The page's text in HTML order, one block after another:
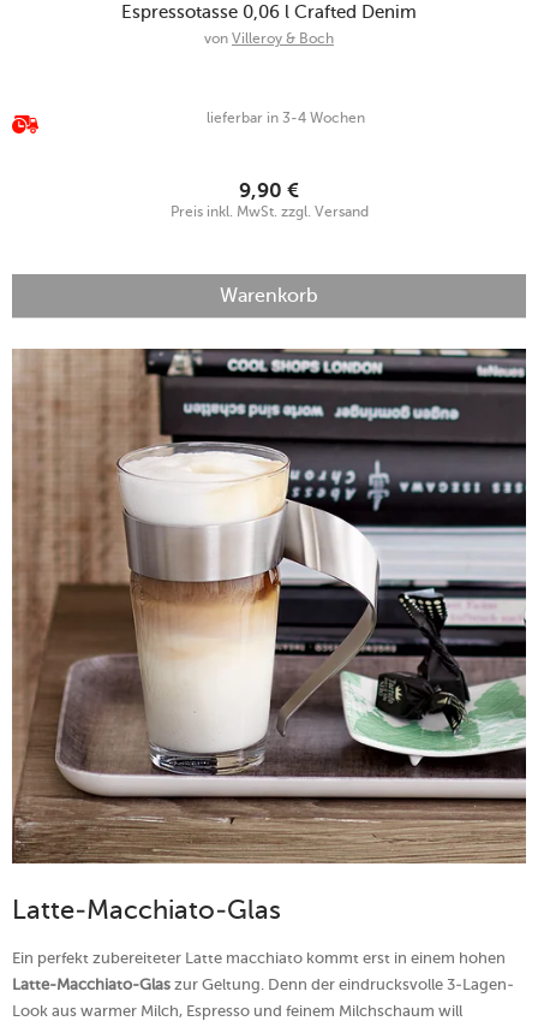
Espressotasse 0,06 l Crafted Denim
von Villeroy & Boch
lieferbar in 3-4 Wochen
9,90 €
Preis inkl. MwSt. zzgl. Versand
Warenkorb
Latte-Macchiato-Glas
Ein perfekt zubereiteter Latte macchiato kommt erst in einem hohen
Latte-Macchiato-Glas zur Geltung. Denn der eindrucksvolle 3-Lagen-
Look aus warmer Milch, Espresso und feinem Milchschaum will